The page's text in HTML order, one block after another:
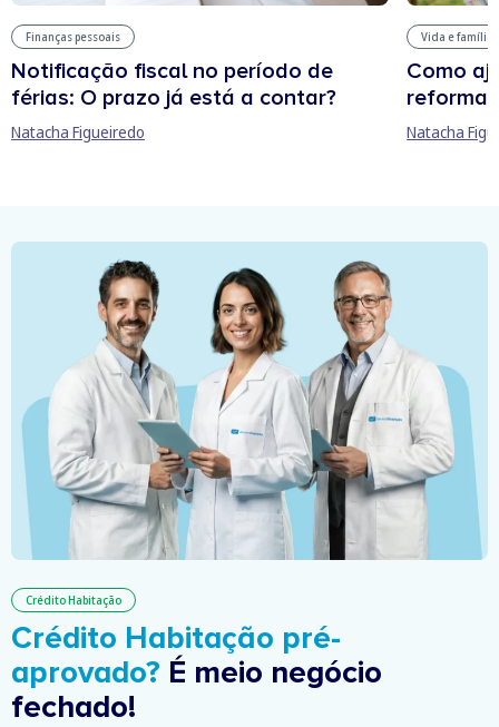
Finanças pessoais
Notificação fiscal no período de
férias: O prazo já está a contar?
Natacha Figueiredo
Vida e família
Como
reforma
Natacha
Crédito Habitação
Crédito Habitação pré-
aprovado? É meio negócio
fechado!